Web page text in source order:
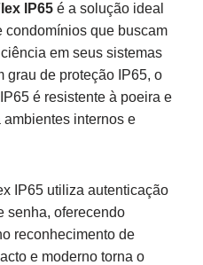
IP65 é a solução ideal
condomínios que buscam
em seus sistemas
grau de proteção IP65, o
é resistente à poeira e
internos e
IP65 utiliza autenticação
senha, oferecendo
reconhecimento de
e moderno torna o